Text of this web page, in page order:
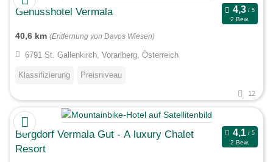
Genusshotel Vermala
2 Bew.
40,6 km (Entfernung von Davos Wiesen)
6791 St. Gallenkirch, Vorarlberg, Österreich
Klassifizierung Preisniveau
12
Bergdorf Vermala Gut - A luxury Chalet
Resort
2 Bew.